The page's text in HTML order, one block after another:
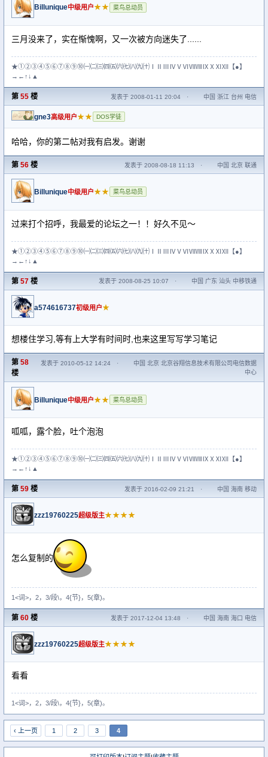
Billunique中级用户★★ 菜鸟总动员
三月没来了，实在惭愧啊，又一次被方向迷失了......
★①②③④⑤⑥⑦⑧⑨⑩㈠㈡㈢㈣㈤㈥㈦㈧㈨㈩ⅠⅡⅢⅣⅤⅥⅦⅧⅨⅩⅪⅫ【●】
→←↑↓▲
第 55 楼 发表于 2008-01-11 20:04 · 中国 浙江 台州 电信
gne3高级用户★★ DOS学徒
哈哈，你的第二帖对我有启发。谢谢
第 56 楼 发表于 2008-08-18 11:13 · 中国 北京 联通
Billunique中级用户★★ 菜鸟总动员
过来打个招呼，我最爱的论坛之一！！好久不见～
★①②③④⑤⑥⑦⑧⑨⑩㈠㈡㈢㈣㈤㈥㈦㈧㈨㈩ⅠⅡⅢⅣⅤⅥⅦⅧⅨⅩⅪⅫ【●】
→←↑↓▲
第 57 楼 发表于 2008-08-25 10:07 · 中国 广东 汕头 中移铁通
a574616737初级用户★
想楼住学习,等有上大学有时间时,也来这里写写学习笔记
第 58
楼
发表于 2010-05-12 14:24 ·
中国 北京 北京谷翔信息技术有限公司电信数据
中心
Billunique中级用户★★ 菜鸟总动员
呱呱，露个脸，吐个泡泡
★①②③④⑤⑥⑦⑧⑨⑩㈠㈡㈢㈣㈤㈥㈦㈧㈨㈩ⅠⅡⅢⅣⅤⅥⅦⅧⅨⅩⅪⅫ【●】
→←↑↓▲
第 59 楼 发表于 2016-02-09 21:21 · 中国 海南 移动
zzz19760225超级版主★★★★
怎么复制的
1<词>，2，3/段\，4{节}，5(章)。
第 60 楼 发表于 2017-12-04 13:48 · 中国 海南 海口 电信
zzz19760225超级版主★★★★
看看
1<词>，2，3/段\，4{节}，5(章)。
‹ 上一页 1 2 3 4